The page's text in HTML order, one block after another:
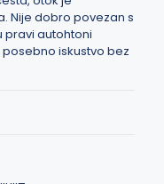
Nije dobro povezan s
pravi autohtoni
posebno iskustvo bez